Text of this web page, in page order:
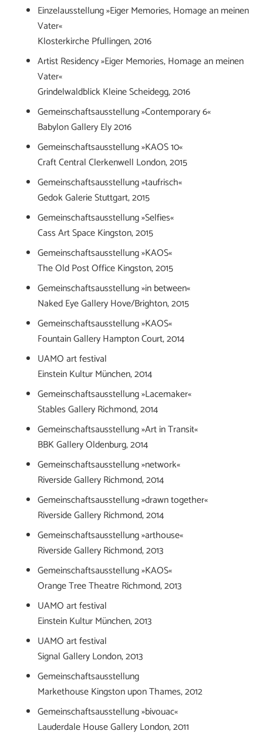
Einzelausstellung »Eiger Memories, Homage an meinen
Vater«
Klosterkirche Pfullingen, 2016
Artist Residency »Eiger Memories, Homage an meinen
Vater«
Grindelwaldblick Kleine Scheidegg, 2016
Gemeinschaftsausstellung »Contemporary 6«
Babylon Gallery Ely 2016
Gemeinschaftsausstellung »KAOS 10«
Craft Central Clerkenwell London, 2015
Gemeinschaftsausstellung »taufrisch«
Gedok Galerie Stuttgart, 2015
Gemeinschaftsausstellung »Selfies«
Cass Art Space Kingston, 2015
Gemeinschaftsausstellung »KAOS«
The Old Post Office Kingston, 2015
Gemeinschaftsausstellung »in between«
Naked Eye Gallery Hove/Brighton, 2015
Gemeinschaftsausstellung »KAOS«
Fountain Gallery Hampton Court, 2014
UAMO art festival
Einstein Kultur München, 2014
Gemeinschaftsausstellung »Lacemaker«
Stables Gallery Richmond, 2014
Gemeinschaftsausstellung »Art in Transit«
BBK Gallery Oldenburg, 2014
Gemeinschaftsausstellung »network«
Riverside Gallery Richmond, 2014
Gemeinschaftsausstellung »drawn together«
Riverside Gallery Richmond, 2014
Gemeinschaftsausstellung »arthouse«
Riverside Gallery Richmond, 2013
Gemeinschaftsausstellung »KAOS«
Orange Tree Theatre Richmond, 2013
UAMO art festival
Einstein Kultur München, 2013
UAMO art festival
Signal Gallery London, 2013
Gemeinschaftsausstellung
Markethouse Kingston upon Thames, 2012
Gemeinschaftsausstellung »bivouac«
Lauderdale House Gallery London, 2011